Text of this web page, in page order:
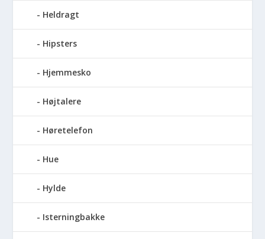
Heldragt
Hipsters
Hjemmesko
Højtalere
Høretelefon
Hue
Hylde
Isterningbakke